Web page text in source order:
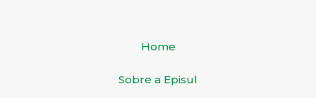
Home
Sobre a Episul